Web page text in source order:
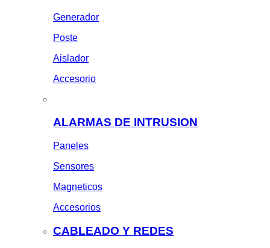
Generador
Poste
Aislador
Accesorio
ALARMAS DE INTRUSION
Paneles
Sensores
Magneticos
Accesorios
CABLEADO Y REDES